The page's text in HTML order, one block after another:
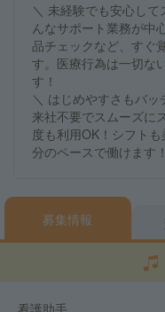
＼ 未経験でも安心し
んなサポート業務が中
品チェックなど、すぐ
す。医療行為は一切な
す！
＼ はじめやすさもバッ
来社不要でスムーズに
度も利用OK！シフト
分のペースで働けます！
募集情報
看護助手